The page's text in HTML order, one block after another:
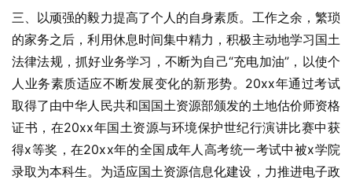
三、以顽强的毅力提高了个人的自身素质。工作之余，繁琐
的家务之后，利用休息时间集中精力，积极主动地学习国土
法律法规，抓好业务学习，不断为自己“充电加油”，以使个
人业务素质适应不断发展变化的新形势。20xx年通过考试
取得了由中华人民共和国国土资源部颁发的土地估价师资格
证书，在20xx年国土资源与环境保护世纪行演讲比赛中获
得x等奖，在20xx年的全国成年人高考统一考试中被x学院
录取为本科生。为适应国土资源信息化建设，力推进电子政